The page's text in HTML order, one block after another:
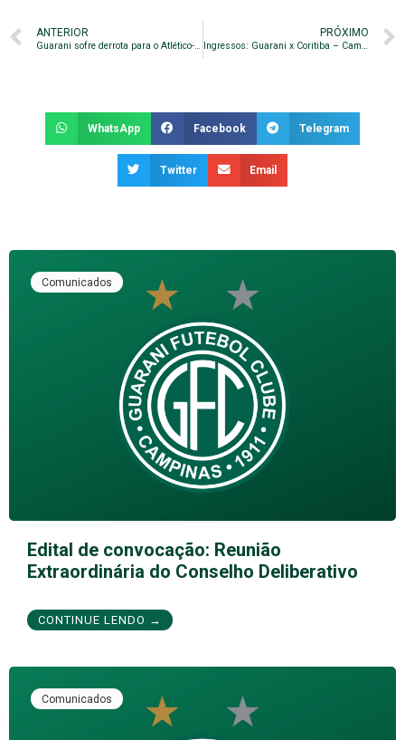
ANTERIOR
Guarani sofre derrota para o Atlético-GO
PRÓXIMO
Ingressos: Guarani x Coritiba – Campeonato Brasileiro Série B
WhatsApp Facebook Telegram
Twitter Email
Comunicados
Edital de convocação: Reunião
Extraordinária do Conselho Deliberativo
CONTINUE LENDO →
Comunicados